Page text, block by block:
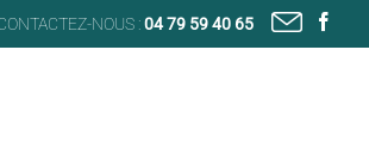
NOUS :04 79 59 40 65